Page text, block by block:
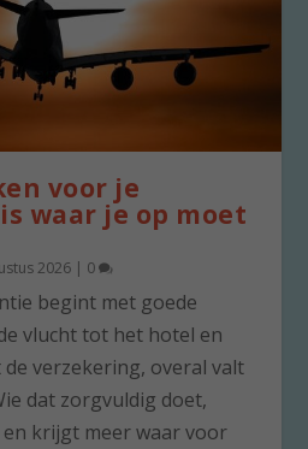
voor je
waar je op moet
2026 | 0
begint met goede
vlucht tot het hotel en
verzekering, overal valt
dat zorgvuldig doet,
krijgt meer waar voor